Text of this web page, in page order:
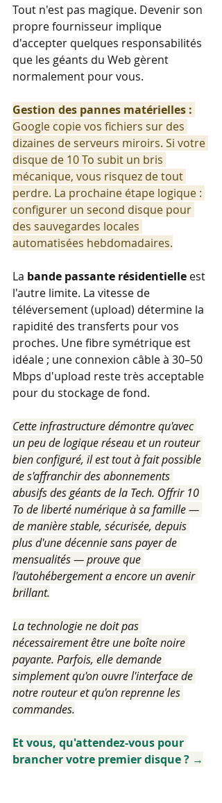
Tout n'est pas magique. Devenir son
propre fournisseur implique
d'accepter quelques responsabilités
que les géants du Web gèrent
normalement pour vous.
Gestion des pannes matérielles :
Google copie vos fichiers sur des
dizaines de serveurs miroirs. Si votre
disque de 10 To subit un bris
mécanique, vous risquez de tout
perdre. La prochaine étape logique :
configurer un second disque pour
des sauvegardes locales
automatisées hebdomadaires.
La bande passante résidentielle est
l'autre limite. La vitesse de
téléversement (upload) détermine la
rapidité des transferts pour vos
proches. Une fibre symétrique est
idéale ; une connexion câble à 30–50
Mbps d'upload reste très acceptable
pour du stockage de fond.
Cette infrastructure démontre qu'avec
un peu de logique réseau et un routeur
bien configuré, il est tout à fait possible
de s'affranchir des abonnements
abusifs des géants de la Tech. Offrir 10
To de liberté numérique à sa famille —
de manière stable, sécurisée, depuis
plus d'une décennie sans payer de
mensualités — prouve que
l'autohébergement a encore un avenir
brillant.
La technologie ne doit pas
nécessairement être une boîte noire
payante. Parfois, elle demande
simplement qu'on ouvre l'interface de
notre routeur et qu'on reprenne les
commandes.
Et vous, qu'attendez-vous pour
brancher votre premier disque ? →